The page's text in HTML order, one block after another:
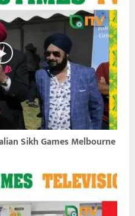
Sikh Games Melbourne